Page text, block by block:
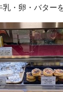
・卵・バター